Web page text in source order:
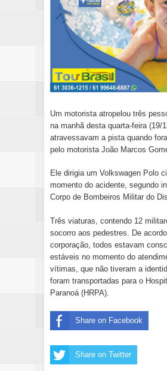
Um motorista atropelou três
na manhã desta quarta-feira (19/
atravessavam a pista quando
pelo motorista João Marcos
Ele dirigia um Volkswagen Polo
momento do acidente, segundo
Corpo de Bombeiros Militar do
Três viaturas, contendo 12
socorro aos pedestres. De
corporação, todos estavam
estáveis no momento do
vítimas, que não tiveram a
foram transportadas para o
Paranoá (HRPA).
Share on Facebook
Share on Twitter